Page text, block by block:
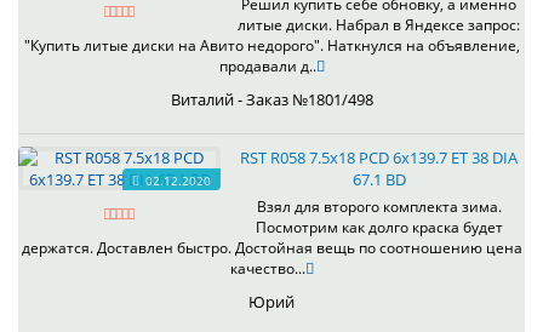
Решил купить себе обновку, а именно
литые диски. Набрал в Яндексе запрос:
"Купить литые диски на Авито недорого". Наткнулся на объявление,
продавали д..
Виталий - Заказ №1801/498
02.12.2020
RST R058 7.5x18 PCD 6x139.7 ET 38 DIA
67.1 BD
Взял для второго комплекта зима.
Посмотрим как долго краска будет
держатся. Доставлен быстро. Достойная вещь по соотношению цена
качество...
Юрий